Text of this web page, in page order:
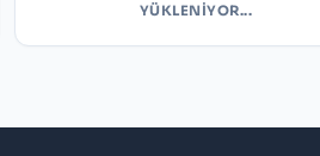
YÜKLENIYOR...